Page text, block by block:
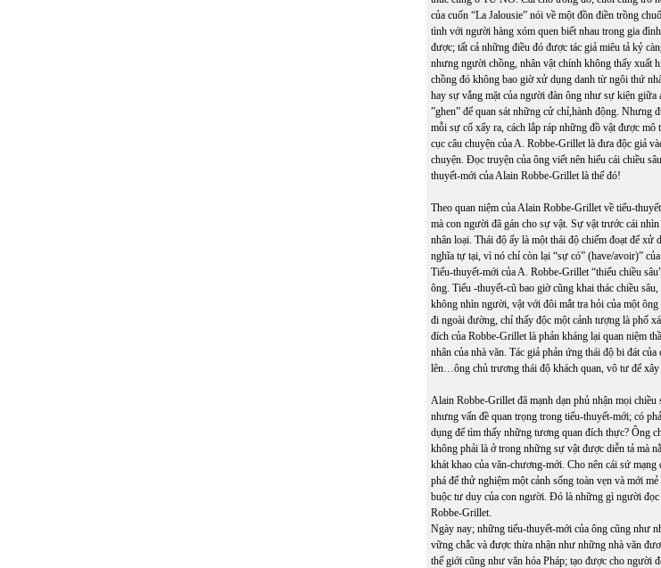
của cuốn “La Jalousie” nói về một đồn điền trồng
tình với người hàng xóm quen biết nhau trong gia
được; tất cả những điều đó được tác giả miêu tả kỷ
nhưng người chồng, nhân vật chính không thấy xuất
chồng đó không bao giờ xử dụng danh từ ngôi thứ
hay sự vắng mặt của người đàn ông như sự kiện
”ghen” để quan sát những cử chỉ,hành động.
mỗi sự cố xẩy ra, cách lắp ráp những đồ vật được mô
cục câu chuyện của A. Robbe-Grillet là đưa độc giả
chuyện. Đọc truyện của ông viết nên hiểu cái chiều
thuyết-mới của Alain Robbe-Grillet là thế đó!
Theo quan niệm của Alain Robbe-Grillet về tiểu-
mà con người đã gán cho sự vật. Sự vật trước cái
nhân loại. Thái độ ấy là một thái độ chiếm đoạt để
nghĩa tự tại, vì nó chỉ còn lại “sự có” (have/avoir)”
Tiểu-thuyết-mới của A. Robbe-Grillet “thiếu chiều
ông. Tiểu -thuyết-cũ bao giờ cũng khai thác chiều
không nhìn người, vật với đôi mắt tra hỏi của một
đi ngoài đường, chỉ thấy độc một cảnh tượng là phố
đích của Robbe-Grillet là phản kháng lại quan niệm
nhân của nhà văn. Tác giả phản ứng thái độ bi đát
lên…ông chủ trương thái độ khách quan, vô tư để
Alain Robbe-Grillet đã mạnh dạn phủ nhận mọi
nhưng vấn đề quan trọng trong tiểu-thuyết-mới; có
dụng để tìm thấy những tương quan đích thực? Ông
không phải là ở trong những sự vật được diễn tả mà
khát khao của văn-chương-mới. Cho nên cái sứ
phá để thử nghiệm một cảnh sống toàn vẹn và mới
buộc tư duy của con người. Đó là những gì người
Robbe-Grillet.
Ngày nay; những tiểu-thuyết-mới của ông cũng như
vững chắc và được thừa nhận như những nhà văn
thế giới cũng như văn hóa Pháp; tạo được cho người